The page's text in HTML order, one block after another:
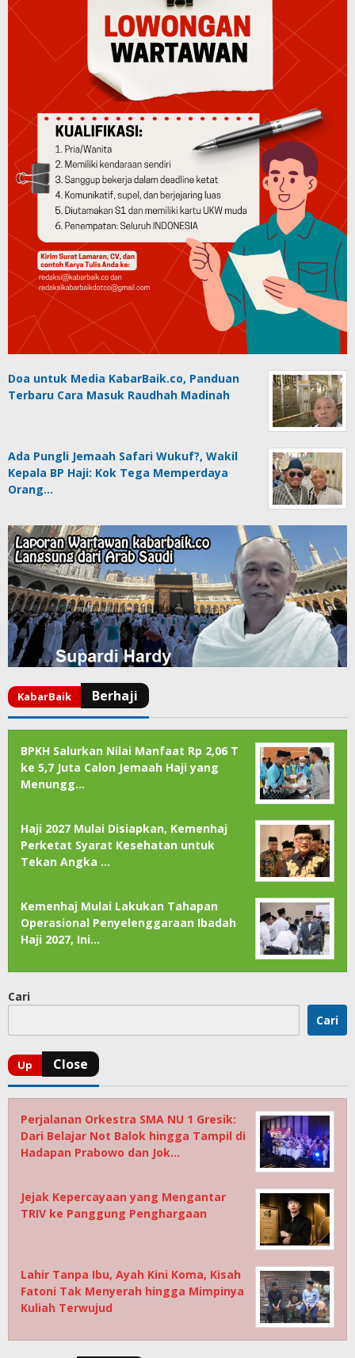
Doa untuk Media KabarBaik.co, Panduan
Terbaru Cara Masuk Raudhah Madinah
Ada Pungli Jemaah Safari Wukuf?, Wakil
Kepala BP Haji: Kok Tega Memperdaya
Orang…
BPKH Salurkan Nilai Manfaat Rp 2,06 T
ke 5,7 Juta Calon Jemaah Haji yang
Menungg…
Haji 2027 Mulai Disiapkan, Kemenhaj
Perketat Syarat Kesehatan untuk
Tekan Angka …
Kemenhaj Mulai Lakukan Tahapan
Operasional Penyelenggaraan Ibadah
Haji 2027, Ini…
Cari
Cari
Perjalanan Orkestra SMA NU 1 Gresik:
Dari Belajar Not Balok hingga Tampil di
Hadapan Prabowo dan Jok…
Jejak Kepercayaan yang Mengantar
TRIV ke Panggung Penghargaan
Lahir Tanpa Ibu, Ayah Kini Koma, Kisah
Fatoni Tak Menyerah hingga Mimpinya
Kuliah Terwujud